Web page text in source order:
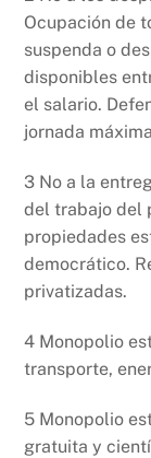
Ocupación de
suspenda o
disponibles
el salario.
jornada
3 No a la
del trabajo del
propiedades
democrático.
privatizadas.
4 Monopolio
transporte,
5 Monopolio
gratuita y